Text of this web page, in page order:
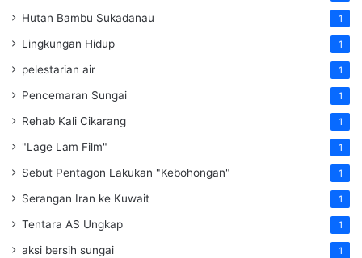
Hutan Bambu Sukadanau 1
Lingkungan Hidup 1
pelestarian air 1
Pencemaran Sungai 1
Rehab Kali Cikarang 1
"Lage Lam Film" 1
Sebut Pentagon Lakukan "Kebohongan" 1
Serangan Iran ke Kuwait 1
Tentara AS Ungkap 1
aksi bersih sungai 1